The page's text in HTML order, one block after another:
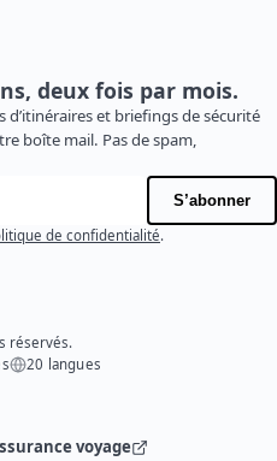
deux fois par mois.
et briefings de sécurité
boîte mail. Pas de spam,
S’abonner
de confidentialité.
réservés.
20 langues
voyage